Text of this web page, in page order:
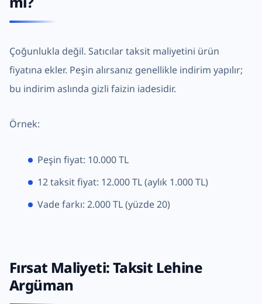
Çoğunlukla değil. Satıcılar taksit maliyetini ürün
fiyatına ekler. Peşin alırsanız genellikle indirim yapılır;
bu indirim aslında gizli faizin iadesidir.
Örnek:
Peşin fiyat: 10.000 TL
12 taksit fiyat: 12.000 TL (aylık 1.000 TL)
Vade farkı: 2.000 TL (yüzde 20)
Fırsat Maliyeti: Taksit Lehine
Argüman